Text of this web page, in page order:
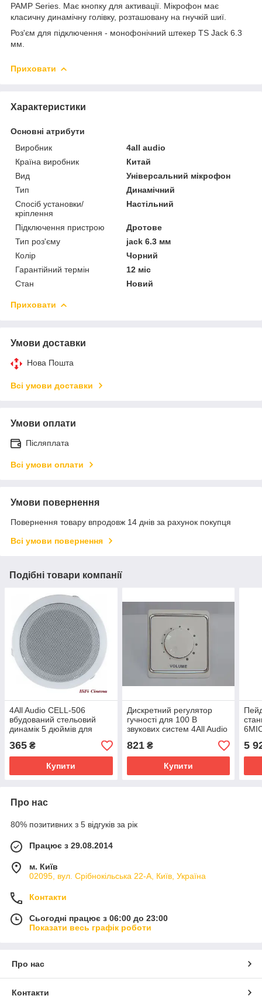
PAMP Series. Має кнопку для активації. Мікрофон має
класичну динамічну голівку, розташовану на гнучкій шиї.
Роз'єм для підключення - монофонічний штекер TS Jack 6.3
мм.
Приховати
Характеристики
Основні атрибути
Виробник
4all audio
Країна виробник
Китай
Вид
Універсальний мікрофон
Тип
Динамічний
Спосіб установки/
кріплення
Настільний
Підключення пристрою
Дротове
Тип роз'єму
jack 6.3 мм
Колір
Чорний
Гарантійний термін
12 міс
Стан
Новий
Приховати
Умови доставки
Нова Пошта
Всі умови доставки
Умови оплати
Післяплата
Всі умови оплати
Умови повернення
Повернення товару впродовж 14 днів за рахунок покупця
Всі умови повернення
Подібні товари компанії
4All Audio CELL-506
вбудований стельовий
динамік 5 дюймів для
озвучування
365 ₴
Купити
Дискретний регулятор
гучності для 100 В
звукових систем 4All Audio
821₴
Купити
5
Про нас
80% позитивних з 5 відгуків за рік
Працює з 29.08.2014
м. Київ
02095, вул. Срібнокільська 22-А, Київ, Україна
Контакти
Сьогодні працює з 06:00 до 23:00
Показати весь графік роботи
Про нас
Контакти